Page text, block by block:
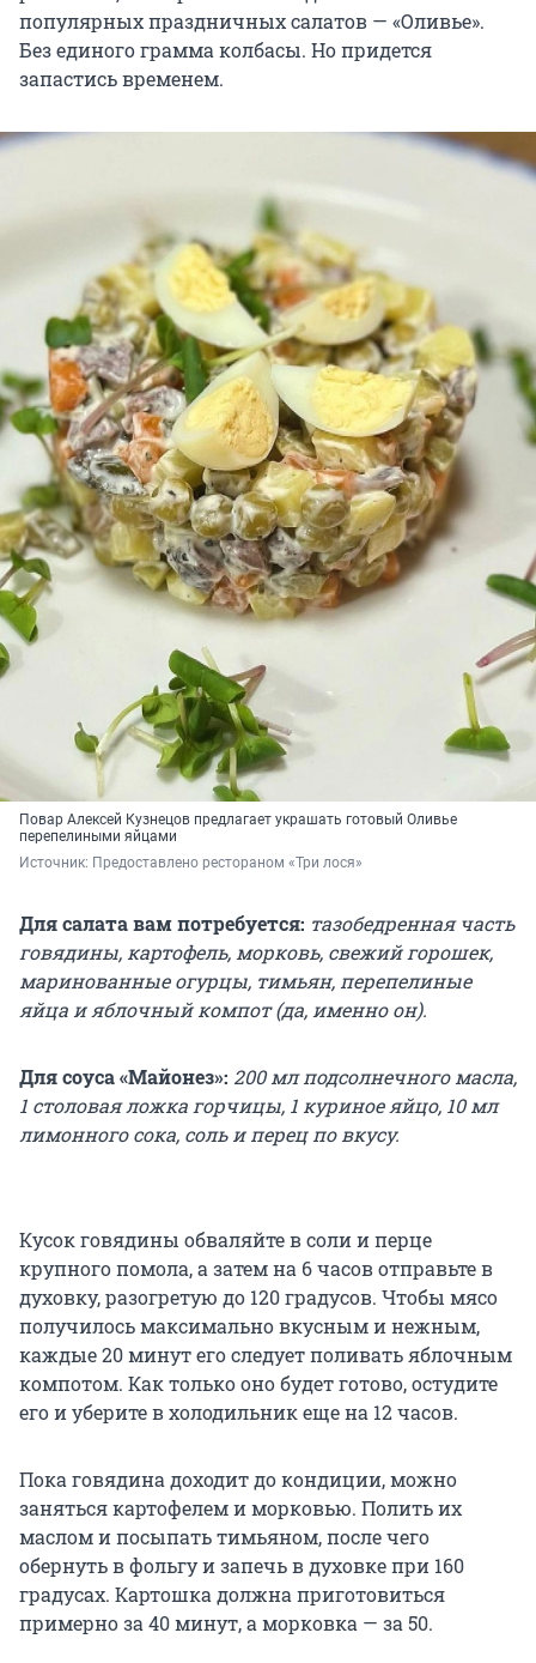
популярных праздничных салатов — «Оливье».
Без единого грамма колбасы. Но придется
запастись временем.
Повар Алексей Кузнецов предлагает украшать готовый Оливье
перепелиными яйцами
Источник: Предоставлено рестораном «Три лося»
Для салата вам потребуется: тазобедренная часть
говядины, картофель, морковь, свежий горошек,
маринованные огурцы, тимьян, перепелиные
яйца и яблочный компот (да, именно он).
Для соуса «Майонез»: 200 мл подсолнечного масла,
1 столовая ложка горчицы, 1 куриное яйцо, 10 мл
лимонного сока, соль и перец по вкусу.
Кусок говядины обваляйте в соли и перце
крупного помола, а затем на 6 часов отправьте в
духовку, разогретую до 120 градусов. Чтобы мясо
получилось максимально вкусным и нежным,
каждые 20 минут его следует поливать яблочным
компотом. Как только оно будет готово, остудите
его и уберите в холодильник еще на 12 часов.
Пока говядина доходит до кондиции, можно
заняться картофелем и морковью. Полить их
маслом и посыпать тимьяном, после чего
обернуть в фольгу и запечь в духовке при 160
градусах. Картошка должна приготовиться
примерно за 40 минут, а морковка — за 50.